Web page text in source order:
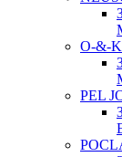
O-&-
PEL